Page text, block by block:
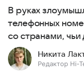
В руках
телефонных
со странами, чьи
Никита
Редактор Hi-